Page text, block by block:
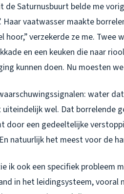
de Saturnusbuurt belde me
Haar vaatwasser maakte
hoor,” verzekerde ze me. Twee
en een keuken die naar
kunnen doen. Nu moesten
water
wel. Dat borrelende
door een gedeeltelijke
natuurlijk het meest voor de
ik ook een specifiek probleem
in het leidingsysteem,